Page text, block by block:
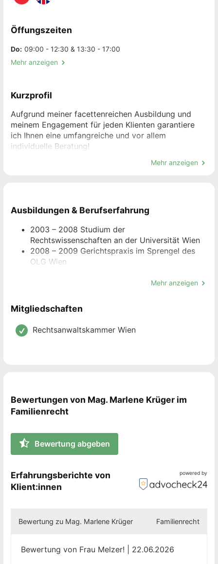
Öffungszeiten
Do: 09:00 - 12:30 & 13:30 - 17:00
Mehr anzeigen
Kurzprofil
Aufgrund meiner facettenreichen Ausbildung und
meinem Engagement für jeden Klienten garantiere
ich Ihnen eine umfangreiche und vor allem
individuelle Beratung!
Zu meinen Leistungen im Familienrecht zählen:
Ehevertrag
Aufteilungsverfahren
Neben einer kompetenten juristischen
Vorgehensweise ist es mir wichtig, auch den
Familienrecht spielen Emotionen häufig eine große
Rolle, jedoch ist Sachlichkeit ein wichtiger Faktor, um
einen kostengünstigen Weg zur Durchsetzung Ihrer
Mehr anzeigen
Ausbildungen & Berufserfahrung
2003 – 2008 Studium der
Rechtswissenschaften an der Universität Wien
2008 – 2009 Gerichtspraxis im Sprengel des
OLG Wien
namhaften Wiener Wirtschaftskanzleien, ua. bei
Dr. Helene Klaar Dr. Norbert Marschall
Rechtsanwälte OG
Rechtsanwaltsprüfung Oktober 2012
Richteramtsergänzungsprüfung Oktober 2014
Mehr anzeigen
Mitgliedschaften
Rechtsanwaltskammer Wien
Bewertungen von Mag. Marlene Krüger im
Familienrecht
Bewertung abgeben
Erfahrungsberichte von
Klient:innen
powered by
Bewertung zu Mag. Marlene Krüger Familienrecht
Bewertung von Frau Melzer! | 22.06.2026